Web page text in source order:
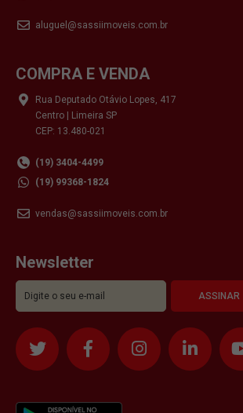
aluguel@sassiimoveis.com.br
COMPRA E VENDA
Rua Deputado Otávio Lopes, 417
Centro | Limeira SP
CEP: 13.480-021
(19) 3404-4499
(19) 99368-1824
vendas@sassiimoveis.com.br
Newsletter